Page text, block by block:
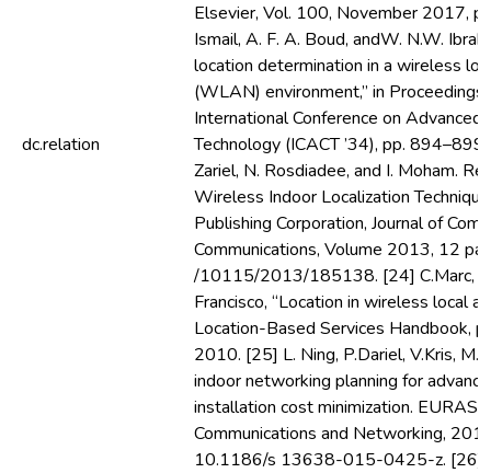
dc.relation
Elsevier, Vol. 100, November 2017,
Ismail, A. F. A. Boud, andW. N.W.
location determination in a wireless
(WLAN) environment,” in
International Conference on Advanced
Technology (ICACT ’34), pp.
Zariel, N. Rosdiadee, and I. Moham.
Wireless Indoor Localization
Publishing Corporation, Journal of
Communications, Volume 2013, 12
/10115/2013/185138. [24] C.Marc,
Francisco, “Location in wireless local
Location-Based Services Handbook,
2010. [25] L. Ning, P.Dariel, V.Kris, M.
indoor networking planning for
installation cost minimization.
Communications and Networking,
10.1186/s 13638-015-0425-z. [26]